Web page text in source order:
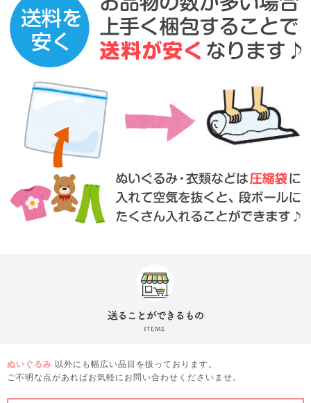
ぬいぐるみ 以外にも幅広い品目を扱っております。
ご不明な点があればお気軽にお問い合わせくださいませ。